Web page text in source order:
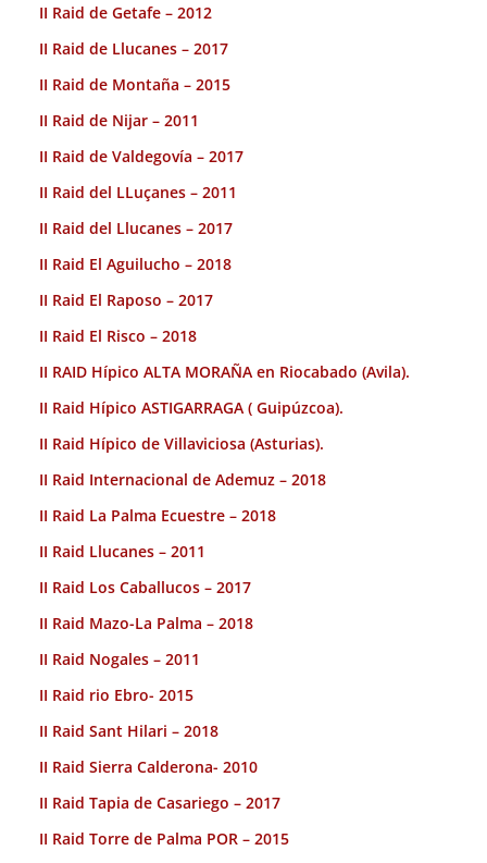
II Raid de Getafe – 2012
II Raid de Llucanes – 2017
II Raid de Montaña – 2015
II Raid de Nijar – 2011
II Raid de Valdegovía – 2017
II Raid del LLuçanes – 2011
II Raid del Llucanes – 2017
II Raid El Aguilucho – 2018
II Raid El Raposo – 2017
II Raid El Risco – 2018
II RAID Hípico ALTA MORAÑA en Riocabado (Avila).
II Raid Hípico ASTIGARRAGA ( Guipúzcoa).
II Raid Hípico de Villaviciosa (Asturias).
II Raid Internacional de Ademuz – 2018
II Raid La Palma Ecuestre – 2018
II Raid Llucanes – 2011
II Raid Los Caballucos – 2017
II Raid Mazo-La Palma – 2018
II Raid Nogales – 2011
II Raid rio Ebro- 2015
II Raid Sant Hilari – 2018
II Raid Sierra Calderona- 2010
II Raid Tapia de Casariego – 2017
II Raid Torre de Palma POR – 2015